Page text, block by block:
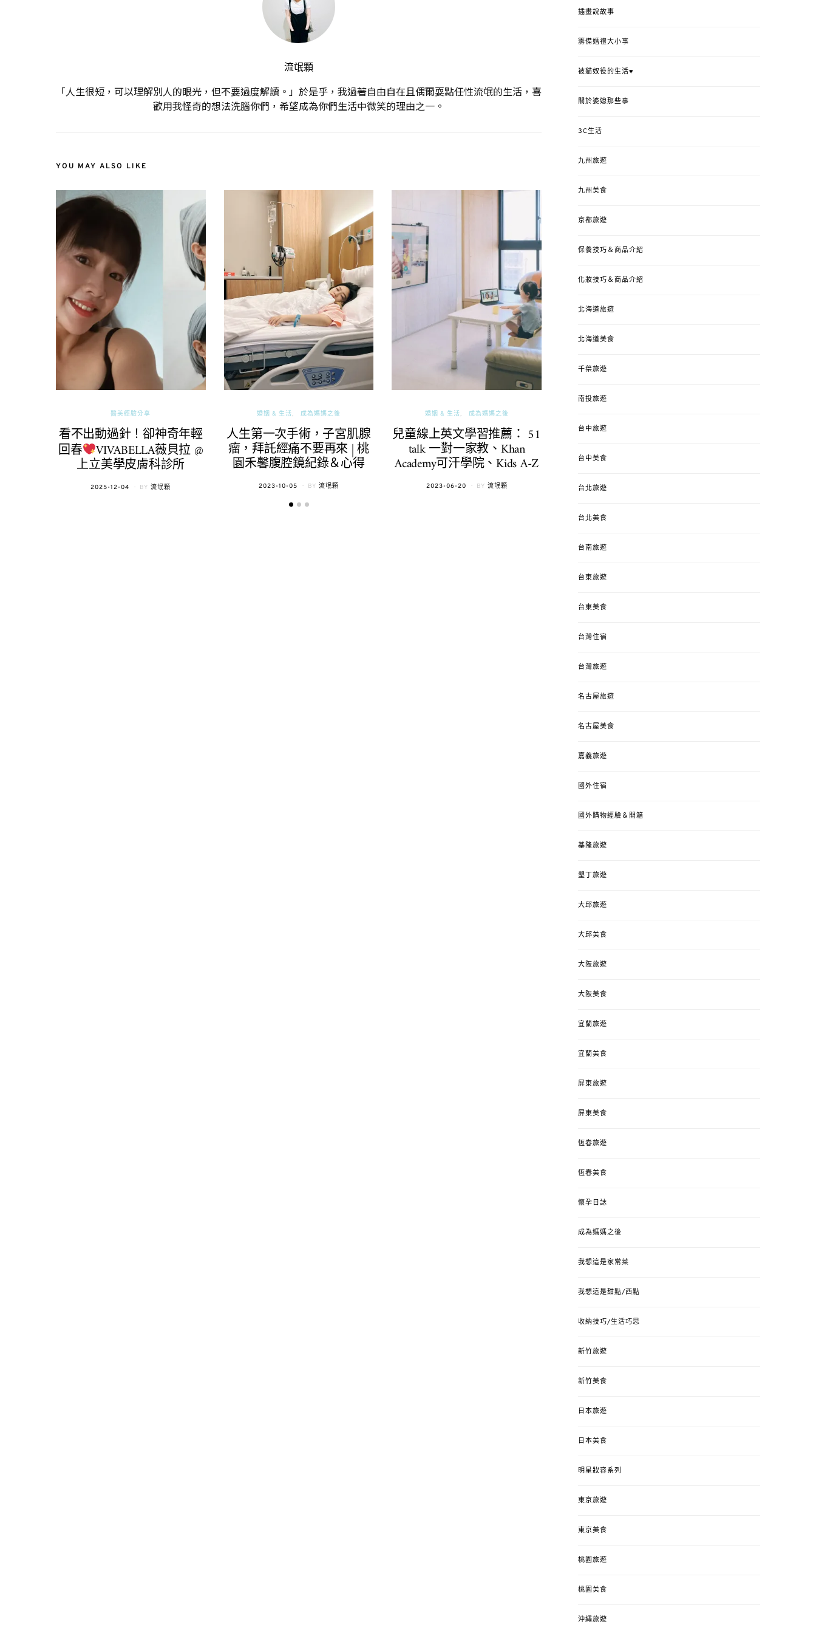
流氓顆
「人生很短，可以理解別人的眼光，但不要過度解讀。」於是乎，我過著自由自在且偶爾耍點任性流氓的生活，喜
歡用我怪奇的想法洗腦你們，希望成為你們生活中微笑的理由之一。
YOU MAY ALSO LIKE
醫美經驗分享
看不出動過針！卻神奇年輕
回春 VIVABELLA薇貝拉 @
上立美學皮膚科診所
POSTED
2025-12-04 BY 流氓顆
婚姻 & 生活 成為媽媽之後
人生第一次手術，子宮肌腺
瘤，拜託經痛不要再來 | 桃
園禾馨腹腔鏡紀錄＆心得
POSTED
2023-10-05 BY 流氓顆
婚姻 & 生活 成為媽媽之後
兒童線上英文學習推薦： 51
talk 一對一家教、Khan
Academy可汗學院、Kids A-Z
POSTED
2023-06-20 BY 流氓顆
4y3m ：視力檢查、練習犯
錯、認識華德福
插畫說故事
籌備婚禮大小事
被貓奴役的生活♥
關於婆媳那些事
3C生活
九州旅遊
九州美食
京都旅遊
保養技巧＆商品介紹
化妝技巧＆商品介紹
北海道旅遊
北海道美食
千葉旅遊
南投旅遊
台中旅遊
台中美食
台北旅遊
台北美食
台南旅遊
台東旅遊
台東美食
台灣住宿
台灣旅遊
名古屋旅遊
名古屋美食
嘉義旅遊
國外住宿
國外購物經驗＆開箱
基隆旅遊
墾丁旅遊
大邱旅遊
大邱美食
大阪旅遊
大阪美食
宜蘭旅遊
宜蘭美食
屏東旅遊
屏東美食
恆春旅遊
恆春美食
懷孕日誌
成為媽媽之後
我想這是家常菜
我想這是甜點/西點
收納技巧/生活巧思
新竹旅遊
新竹美食
日本旅遊
日本美食
明星妝容系列
東京旅遊
東京美食
桃園旅遊
桃園美食
沖繩旅遊